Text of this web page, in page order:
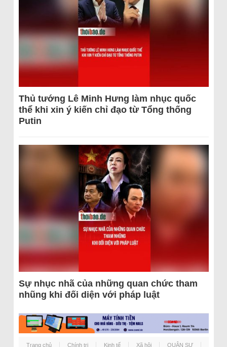
Thủ tướng Lê Minh Hưng làm nhục quốc
thể khi xin ý kiến chỉ đạo từ Tổng thống
Putin
Sự nhục nhã của những quan chức tham
nhũng khi đối diện với pháp luật
Trang chủ Chính trị Kinh tế Xã hội QUÂN SỰ